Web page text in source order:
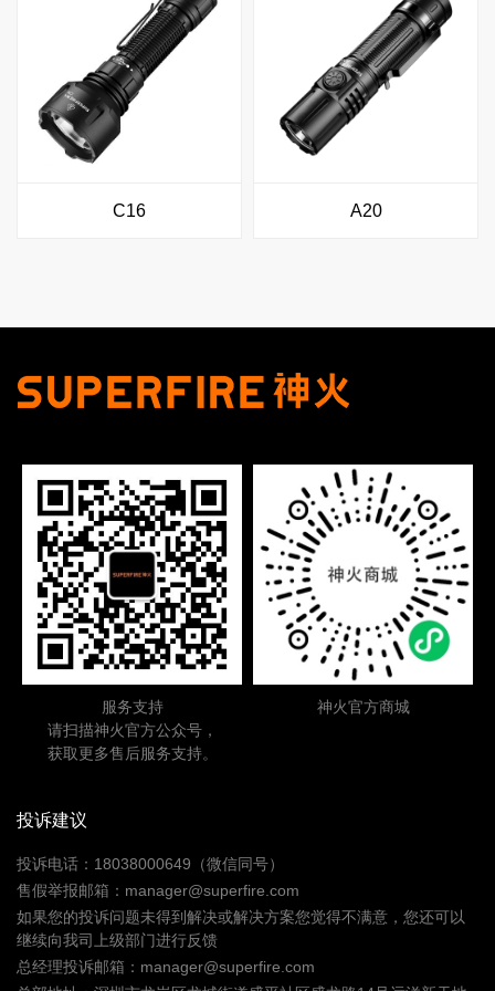
C16 A20
服务支持
请扫描神火官方公众号，
获取更多售后服务支持。
神火官方商城
投诉建议
投诉电话：18038000649（微信同号）
售假举报邮箱：manager@superfire.com
如果您的投诉问题未得到解决或解决方案您觉得不满意，您还可以
继续向我司上级部门进行反馈
总经理投诉邮箱：manager@superfire.com